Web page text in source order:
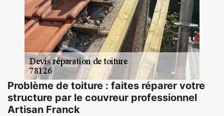
Problème de toiture : faites réparer votre
structure par le couvreur professionnel
Artisan Franck